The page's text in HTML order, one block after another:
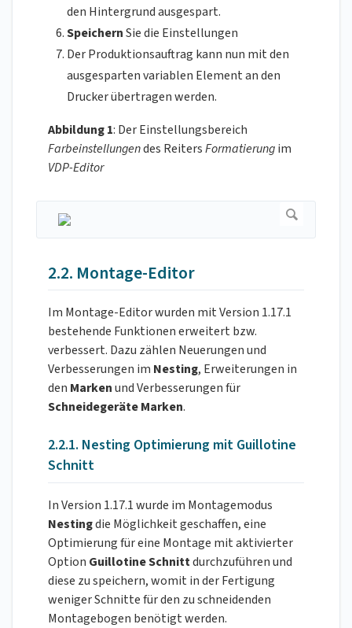
den Hintergrund ausgespart.
SpeichernSie die Einstellungen
Der Produktionsauftrag kann nun mit den
ausgesparten variablen Element an den
Drucker übertragen werden.
Abbildung 1: Der Einstellungsbereich
Farbeinstellungendes ReitersFormatierungim
VDP-Editor
2.2. Montage-Editor
Im Montage-Editor wurden mit Version 1.17.1
bestehende Funktionen erweitert bzw.
verbessert. Dazu zählen Neuerungen und
Verbesserungen im Nesting, Erweiterungen in
den Markenund Verbesserungen für
Schneidegeräte Marken.
2.2.1. Nesting Optimierung mit Guillotine
Schnitt
In Version 1.17.1 wurde im Montagemodus
Nestingdie Möglichkeit geschaffen, eine
Optimierung für eine Montage mit aktivierter
Option Guillotine Schnittdurchzuführen und
diese zu speichern, womit in der Fertigung
weniger Schnitte für den zu schneidenden
Montagebogen benötigt werden.